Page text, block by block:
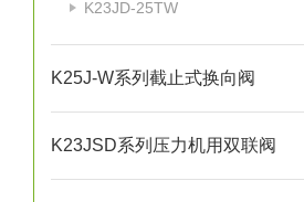
K23JD-25TW
K25J-W系列截止式换向阀
K23JSD系列压力机用双联阀